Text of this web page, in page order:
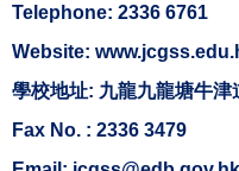
Telephone: 2336 6761
Website:
學校地址: 九龍九龍塘牛津
Fax No. : 2336 3479